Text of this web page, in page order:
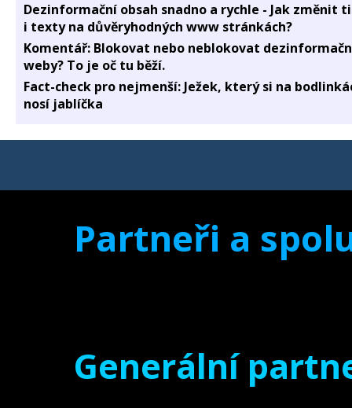
Dezinformační obsah snadno a rychle - Jak změnit
i texty na důvěryhodných www stránkách?
Komentář: Blokovat nebo neblokovat
weby? To je oč tu běží.
Fact-check pro nejmenší: Ježek, který si na
nosí jablíčka
Partneři a
Generální